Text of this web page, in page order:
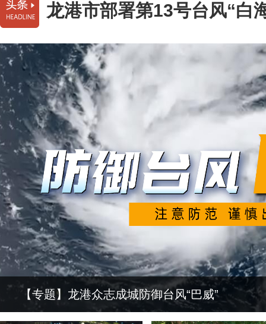
龙港市部署第13号台风“白
【专题】龙港众志成城防御台风“巴威”